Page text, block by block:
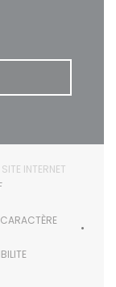
INTERNET
((OUVRE UNE NOUVELLE
FENÊTRE))
UNE NOUVELLE
FENÊTRE))
FENÊTRE))UNE NOUVELLE